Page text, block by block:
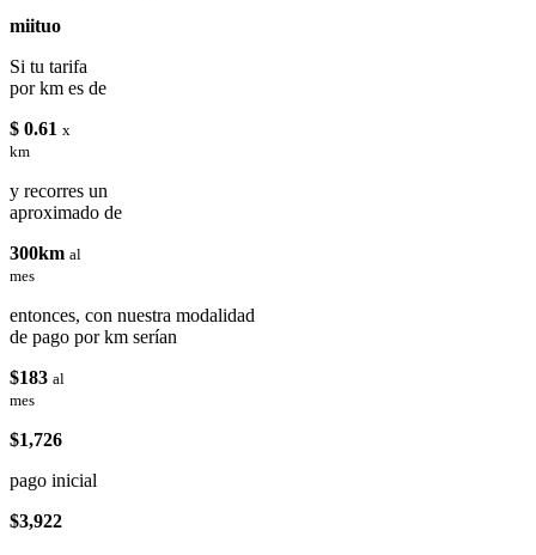
miituo
Si tu tarifa
por km es de
$ 0.61 x
km
y recorres un
aproximado de
300km al
mes
entonces, con nuestra modalidad
de pago por km serían
$183 al
mes
$1,726
pago inicial
$3,922